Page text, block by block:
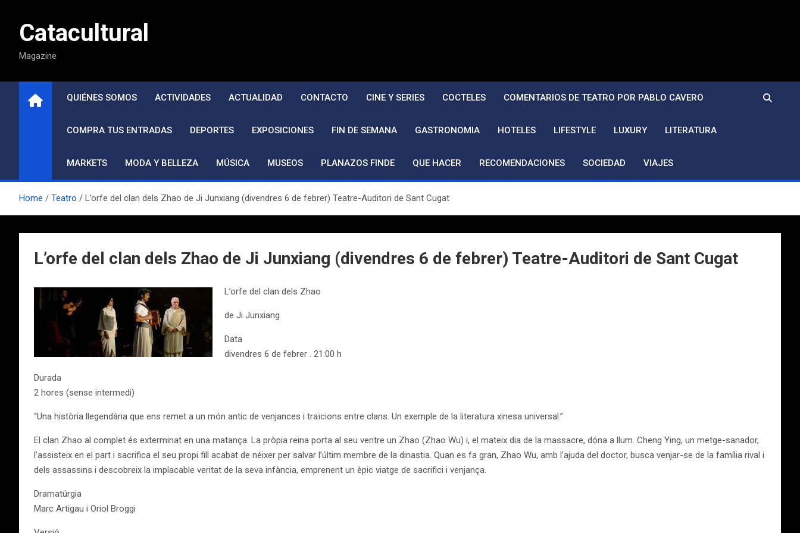
contenidoCatacultural
Magazine
QUIÉNES SOMOS ACTIVIDADES ACTUALIDAD CONTACTO CINE Y SERIES COCTELES COMENTARIOS DE TEATRO POR PABLO CAVERO
COMPRA TUS ENTRADAS DEPORTES EXPOSICIONES FIN DE SEMANA GASTRONOMIA HOTELES LIFESTYLE LUXURY LITERATURA
MARKETS MODA Y BELLEZA MÚSICA MUSEOS PLANAZOS FINDE QUE HACER RECOMENDACIONES SOCIEDAD VIAJES
Home Teatro L’orfe del clan dels Zhao de Ji Junxiang (divendres 6 de febrer) Teatre-Auditori de Sant Cugat
L’orfe del clan dels Zhao de Ji Junxiang (divendres 6 de febrer) Teatre-Auditori de Sant Cugat
L’orfe del clan dels Zhao
de Ji Junxiang
Data
divendres 6 de febrer . 21:00 h
Durada
2 hores (sense intermedi)
“Una història llegendària que ens remet a un món antic de venjances i traïcions entre clans. Un exemple de la literatura xinesa universal.”
El clan Zhao al complet és exterminat en una matança. La pròpia reina porta al seu ventre un Zhao (Zhao Wu) i, el mateix dia de la massacre, dóna a llum. Cheng Ying, un metge-sanador,
l’assisteix en el part i sacrifica el seu propi fill acabat de néixer per salvar l’últim membre de la dinastia. Quan es fa gran, Zhao Wu, amb l’ajuda del doctor, busca venjar-se de la família rival i
dels assassins i descobreix la implacable veritat de la seva infància, emprenent un èpic viatge de sacrifici i venjança.
Dramatúrgia
Marc Artigau i Oriol Broggi